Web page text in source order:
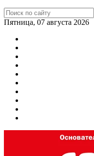
Пятница, 07 августа 2026